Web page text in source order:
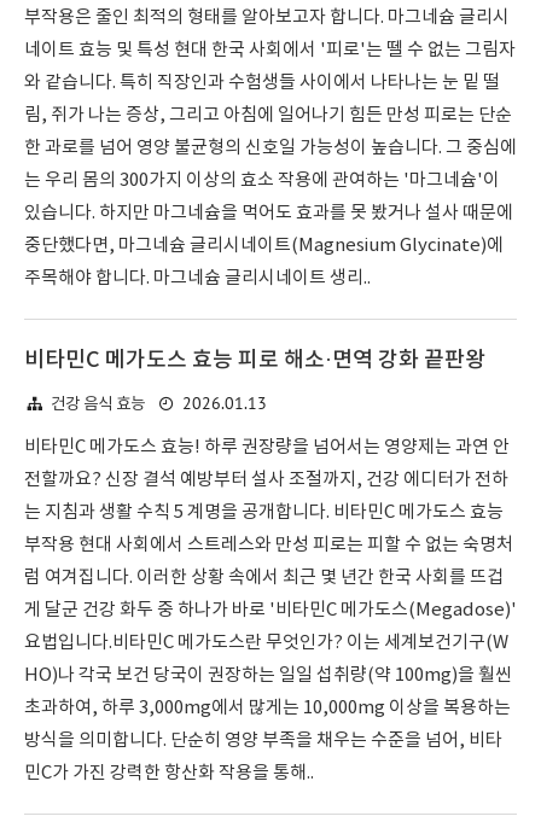
부작용은 줄인 최적의 형태를 알아보고자 합니다. 마그네슘 글리시
네이트 효능 및 특성 현대 한국 사회에서 '피로'는 뗄 수 없는 그림자
와 같습니다. 특히 직장인과 수험생들 사이에서 나타나는 눈 밑 떨
림, 쥐가 나는 증상, 그리고 아침에 일어나기 힘든 만성 피로는 단순
한 과로를 넘어 영양 불균형의 신호일 가능성이 높습니다. 그 중심에
는 우리 몸의 300가지 이상의 효소 작용에 관여하는 '마그네슘'이
있습니다. 하지만 마그네슘을 먹어도 효과를 못 봤거나 설사 때문에
중단했다면, 마그네슘 글리시네이트(Magnesium Glycinate)에
주목해야 합니다. 마그네슘 글리시네이트 생리..
비타민C 메가도스 효능 피로 해소·면역 강화 끝판왕
건강 음식 효능 2026.01.13
비타민C 메가도스 효능! 하루 권장량을 넘어서는 영양제는 과연 안
전할까요? 신장 결석 예방부터 설사 조절까지, 건강 에디터가 전하
는 지침과 생활 수칙 5 계명을 공개합니다. 비타민C 메가도스 효능
부작용 현대 사회에서 스트레스와 만성 피로는 피할 수 없는 숙명처
럼 여겨집니다. 이러한 상황 속에서 최근 몇 년간 한국 사회를 뜨겁
게 달군 건강 화두 중 하나가 바로 '비타민C 메가도스(Megadose)'
요법입니다.비타민C 메가도스란 무엇인가? 이는 세계보건기구(W
HO)나 각국 보건 당국이 권장하는 일일 섭취량(약 100mg)을 훨씬
초과하여, 하루 3,000mg에서 많게는 10,000mg 이상을 복용하는
방식을 의미합니다. 단순히 영양 부족을 채우는 수준을 넘어, 비타
민C가 가진 강력한 항산화 작용을 통해..